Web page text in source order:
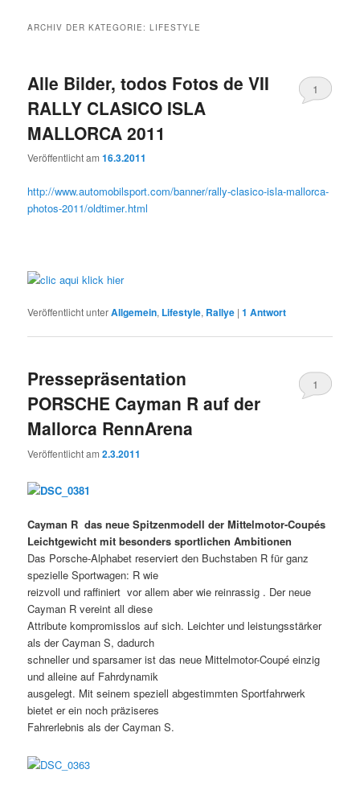
ARCHIV DER KATEGORIE:LIFESTYLE
Alle Bilder, todos Fotos de VII
RALLY CLASICO ISLA
MALLORCA 2011
Veröffentlicht am16.3.2011
1
http://www.automobilsport.com/banner/rally-clasico-isla-mallorca-
photos-2011/oldtimer.html
Veröffentlicht unterAllgemein, Lifestyle, Rallye |1 Antwort
Pressepräsentation
PORSCHE Cayman R auf der
Mallorca RennArena
Veröffentlicht am2.3.2011
1
Cayman R  das neue Spitzenmodell der Mittelmotor-Coupés
Leichtgewicht mit besonders sportlichen Ambitionen
Das Porsche-Alphabet reserviert den Buchstaben R für ganz
spezielle Sportwagen: R wie
reizvoll und raffiniert  vor allem aber wie reinrassig . Der neue
Cayman R vereint all diese
Attribute kompromisslos auf sich. Leichter und leistungsstärker
als der Cayman S, dadurch
schneller und sparsamer ist das neue Mittelmotor-Coupé einzig
und alleine auf Fahrdynamik
ausgelegt. Mit seinem speziell abgestimmten Sportfahrwerk
bietet er ein noch präziseres
Fahrerlebnis als der Cayman S.